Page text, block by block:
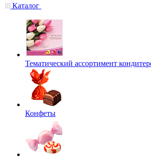
Каталог
Тематический ассортимент
Конфеты